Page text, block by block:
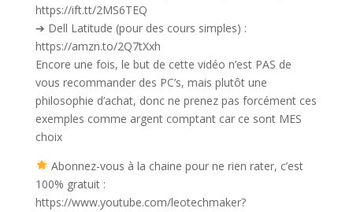
https://ift.tt/2MS6TEQ
➔ Dell Latitude (pour des cours simples) :
https://amzn.to/2Q7tXxh
Encore une fois, le but de cette vidéo n’est PAS de
vous recommander des PC’s, mais plutôt une
philosophie d’achat, donc ne prenez pas forcément ces
exemples comme argent comptant car ce sont MES
choix
Abonnez-vous à la chaine pour ne rien rater, c’est
100% gratuit :
https://www.youtube.com/leotechmaker?